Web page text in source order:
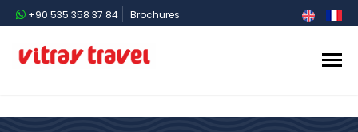
+90 535 358 37 84 Brochures